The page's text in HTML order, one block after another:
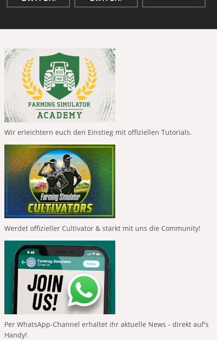
Wir erleichtern euch den Einstieg mit offiziellen Tutorials.
Werdet offizieller Cultivator & stärkt mit uns die Community!
Per WhatsApp-Channel erhaltet ihr aktuelle News - direkt auf's
Handy!